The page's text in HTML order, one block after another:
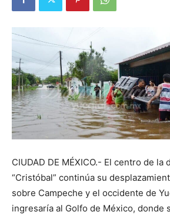
CIUDAD DE MÉXICO.- El centro de
“Cristóbal” continúa su
sobre Campeche y el occidente de
ingresaría al Golfo de México, donde